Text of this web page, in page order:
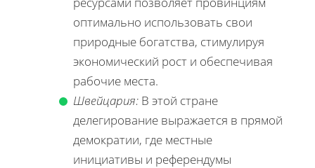
оптимально использовать свои
природные богатства, стимулируя
экономический рост и обеспечивая
рабочие места.
Швейцария: В этой стране
делегирование выражается в прямой
демократии, где местные
инициативы и референдумы